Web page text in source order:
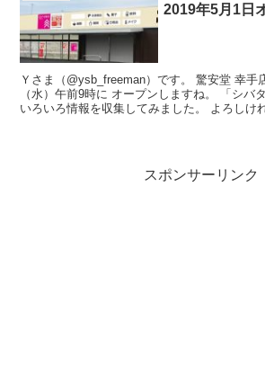
2019年5月1日
Ｙさま（@ysb_freeman）です。 驚安堂 幸手店が 2019年5月1日
（水）午前9時に オープンしますね。 「シバタ薬品 幸手店」跡地。
いろいろ情報を収集
スポンサーリンク